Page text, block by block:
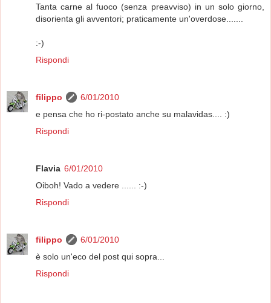
Tanta carne al fuoco (senza preavviso) in un solo giorno,
disorienta gli avventori; praticamente un'overdose.......
:-)
Rispondi
filippo
6/01/2010
e pensa che ho ri-postato anche su malavidas.... :)
Rispondi
Flavia 6/01/2010
Oiboh! Vado a vedere ...... :-)
Rispondi
filippo
6/01/2010
è solo un'eco del post qui sopra...
Rispondi